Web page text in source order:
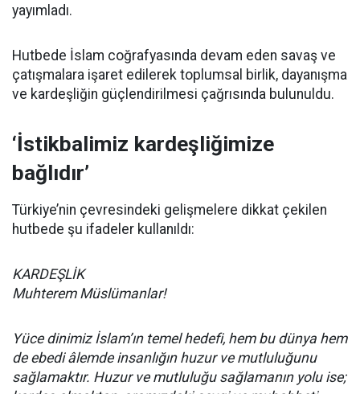
yayımladı.
Hutbede İslam coğrafyasında devam eden savaş ve
çatışmalara işaret edilerek toplumsal birlik, dayanışma
ve kardeşliğin güçlendirilmesi çağrısında bulunuldu.
‘İstikbalimiz kardeşliğimize
bağlıdır’
Türkiye’nin çevresindeki gelişmelere dikkat çekilen
hutbede şu ifadeler kullanıldı:
KARDEŞLİK
Muhterem Müslümanlar!
Yüce dinimiz İslam’ın temel hedefi, hem bu dünya hem
de ebedi âlemde insanlığın huzur ve mutluluğunu
sağlamaktır. Huzur ve mutluluğu sağlamanın yolu ise;